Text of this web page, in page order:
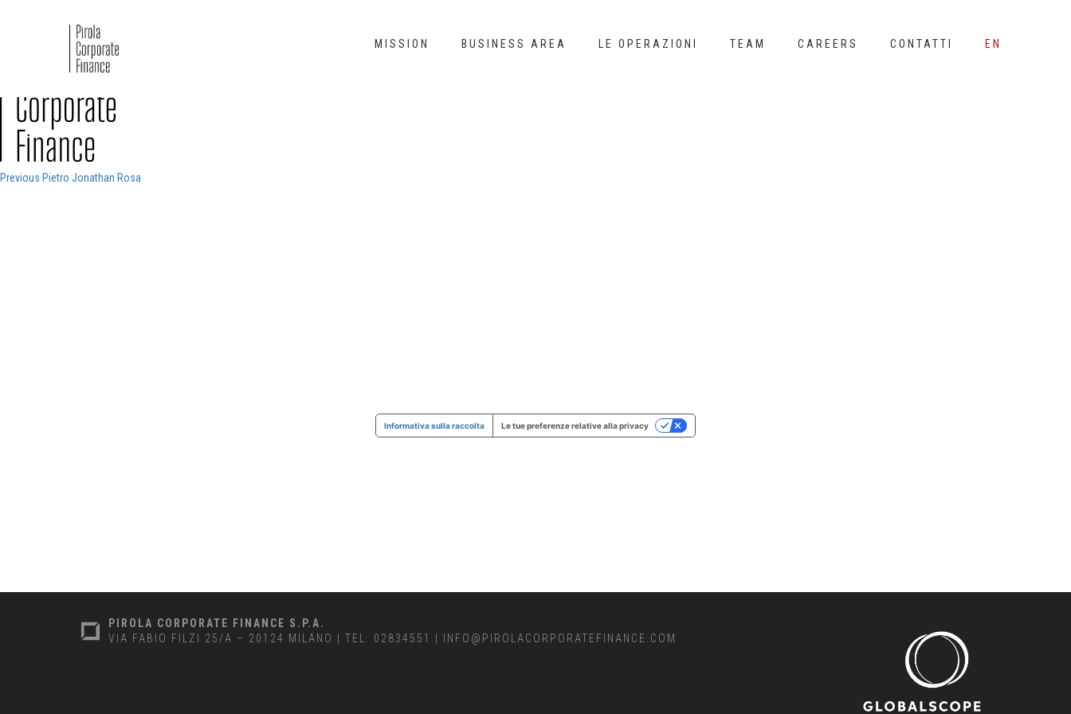
MISSION BUSINESS AREA LE OPERAZIONI TEAM CAREERS CONTATTI EN
Pirola-Corporate-Finance_positivo
Navigazione
Previous Previous
Pietro Jonathan Rosa
PIROLA CORPORATE FINANCE S.P.A.
VIA FABIO FILZI 25/A – 20124 MILANO
TEL. 02834551 INFO@PIROLACORPORATEFINANCE.COM
Informativa sulla raccolta Le tue preferenze relative alla privacy